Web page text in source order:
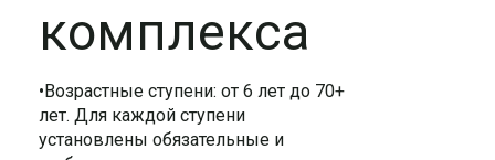
комплекса
•Возрастные ступени: от 6 лет до 70+
лет. Для каждой ступени
установлены обязательные и